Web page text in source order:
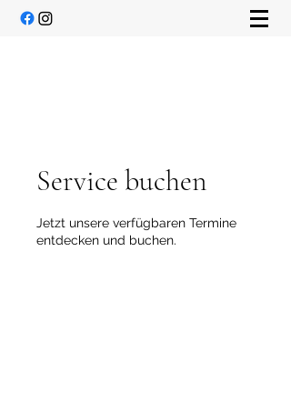
Service buchen
Jetzt unsere verfügbaren Termine
entdecken und buchen.